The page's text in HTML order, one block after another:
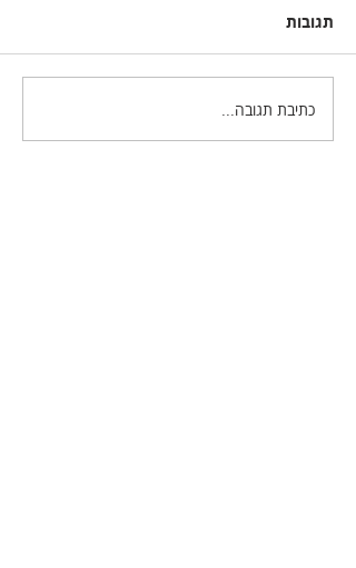
מה חדש בפוטושופ גירסה
2021.2
תגובות
כתיבת תגובה...